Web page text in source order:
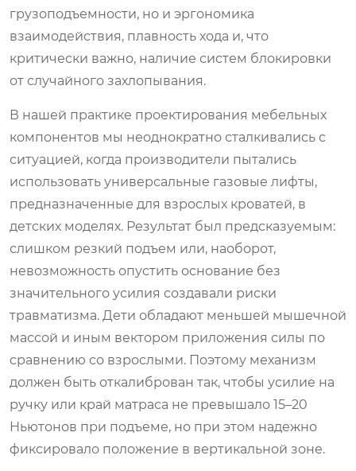
грузоподъемности, но и эргономика
взаимодействия, плавность хода и, что
критически важно, наличие систем блокировки
от случайного захлопывания.
В нашей практике проектирования мебельных
компонентов мы неоднократно сталкивались с
ситуацией, когда производители пытались
использовать универсальные газовые лифты,
предназначенные для взрослых кроватей, в
детских моделях. Результат был предсказуемым:
слишком резкий подъем или, наоборот,
невозможность опустить основание без
значительного усилия создавали риски
травматизма. Дети обладают меньшей мышечной
массой и иным вектором приложения силы по
сравнению со взрослыми. Поэтому механизм
должен быть откалиброван так, чтобы усилие на
ручку или край матраса не превышало 15–20
Ньютонов при подъеме, но при этом надежно
фиксировало положение в вертикальной зоне.